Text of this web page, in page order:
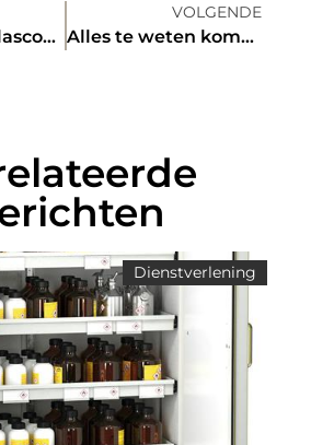
Ceramic Pro glascoating van Le Duc
VOLGENDE
Alles te weten komen over sporten en afvallen?
Dienstverlening